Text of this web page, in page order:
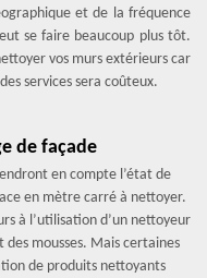
et de la fréquence
se faire beaucoup plus tôt.
vos murs extérieurs car
services sera coûteux.
de façade
en compte l’état de
en mètre carré à nettoyer.
à l’utilisation d’un nettoyeur
des mousses. Mais certaines
de produits nettoyants